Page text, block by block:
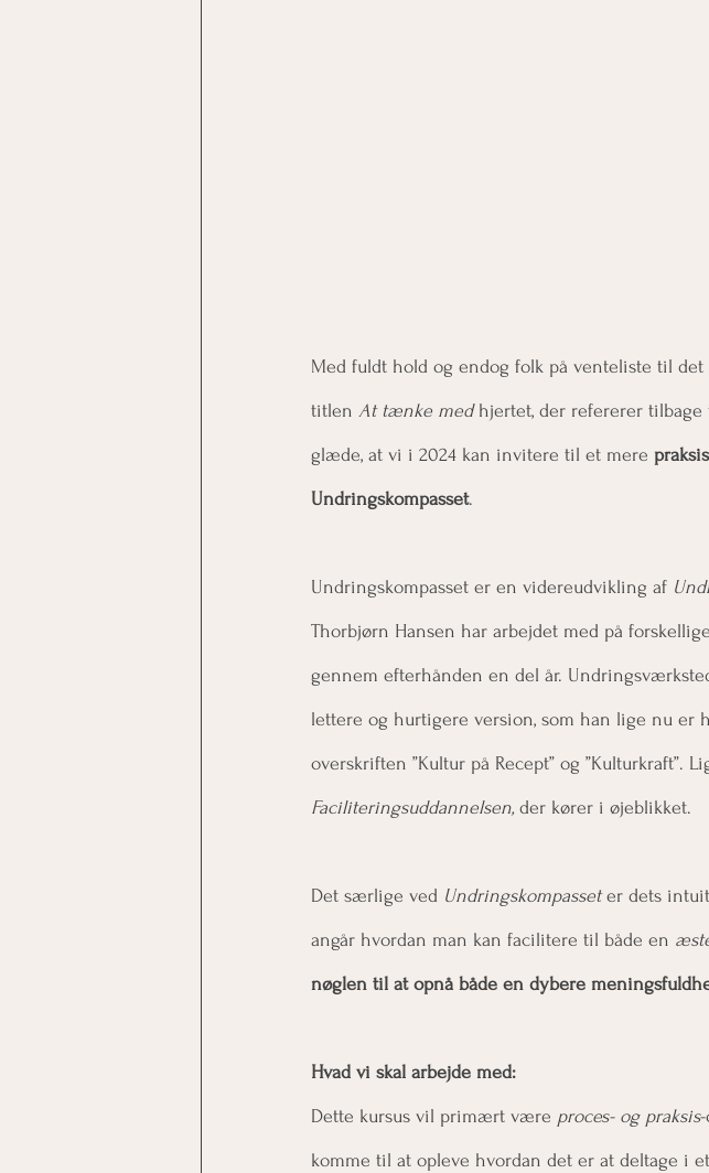
Med fuldt hold og endog folk på venteliste til
titlen At tænke med hjertet, der refererer tilbage
glæde, at vi i 2024 kan invitere til et mere
Undringskompasset.
Undringskompasset er en videreudvikling af
Thorbjørn Hansen har arbejdet med på
gennem efterhånden en del år.
lettere og hurtigere version, som han lige nu
overskriften ”Kultur på Recept” og ”Kulturkraft”.
Faciliteringsuddannelsen, der kører i øjeblikket.
Det særlige ved Undringskompasset er dets
angår hvordan man kan facilitere til både en
nøglen til at opnå både en dybere
Hvad vi skal arbejde med:
Dette kursus vil primært være proces- og praksis
komme til at opleve hvordan det er at deltage i